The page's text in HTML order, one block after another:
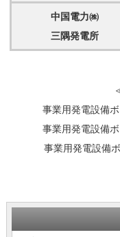
中国電力㈱
三隅発電所
事業用発電
事業用発電設
事業用発電設備